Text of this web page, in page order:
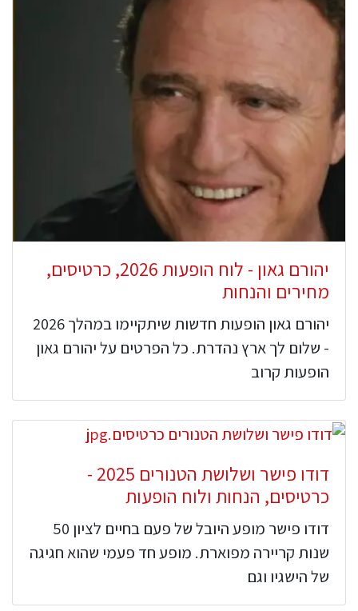
יהורם גאון - לוח הופעות 2026, כרטיסים,
מחירים והנחות
יהורם גאון הופעות חדשות שיתקיימו במהלך 2026
- שלום לך ארץ נהדרת. כל הפרטים על יהורם גאון
הופעות קרוב
דודו פישר ושלושת הטנורים 2025 -
כרטיסים, הנחות ולוח הופעות
דודו פישר מופע היובל של פעם בחיים לציון 50
שנות קריירה מפוארת. מופע חד פעמי שהוא חגיגה
של הישגיו וגם